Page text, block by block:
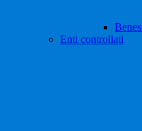
Enti controllati